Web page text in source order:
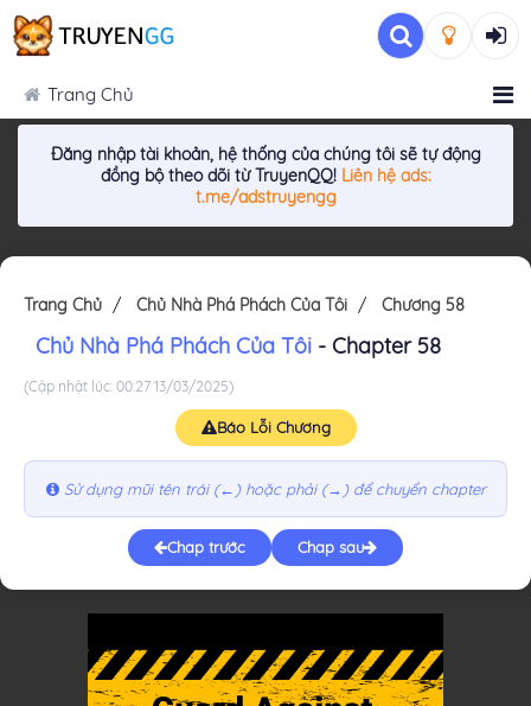
Trang Chủ
Đăng nhập tài khoản, hệ thống của chúng tôi sẽ tự động
đồng bộ theo dõi từ TruyenQQ! Liên hệ ads:
t.me/adstruyengg
Trang Chủ Chủ Nhà Phá Phách Của Tôi Chương 58
Chủ Nhà Phá Phách Của Tôi - Chapter 58
(Cập nhật lúc: 00:27 13/03/2025)
Báo Lỗi Chương
Sử dụng mũi tên trái (←) hoặc phải (→) để chuyển chapter
Chap trước Chap sau